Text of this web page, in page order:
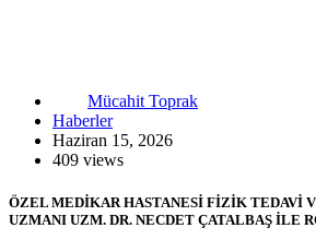
Mücahit Toprak
Haberler
Haziran 15, 2026
409 views
ÖZEL MEDİKAR HASTANESİ FİZİK TEDAVİ
UZMANI UZM. DR. NECDET ÇATALBAŞ İLE